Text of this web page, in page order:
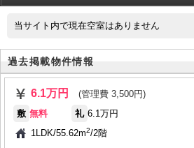
当サイト内で現在空室はありません
過去掲載物件情報
6.1万円
(管理費 3,500円)
敷 無料 礼 6.1万円
1LDK/55.62m2/2階